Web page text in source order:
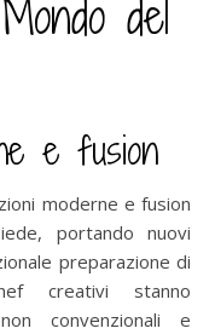
del
e fusion
moderne e fusion
portando nuovi
preparazione di
creativi stanno
convenzionali e